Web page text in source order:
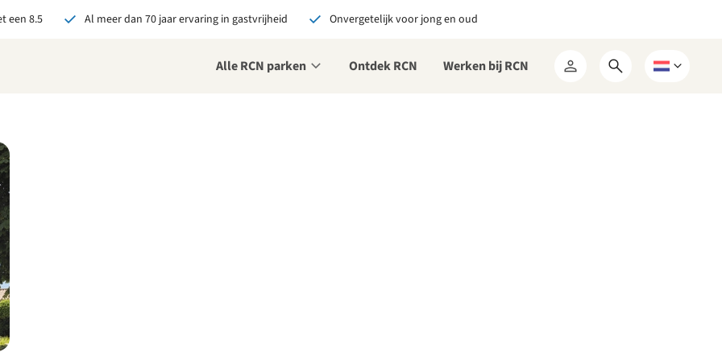
een 8.5 Al meer dan 70 jaar ervaring in gastvrijheid Onvergetelijk voor jong en oud
Alle RCN parken Ontdek RCN Werken bij RCN
Mijn
Open
Kies
bij RCN boekt, krijg je:
De beste prijsgarantie
Exclusieve voordelen
Persoonlijk contact
alle voordelen